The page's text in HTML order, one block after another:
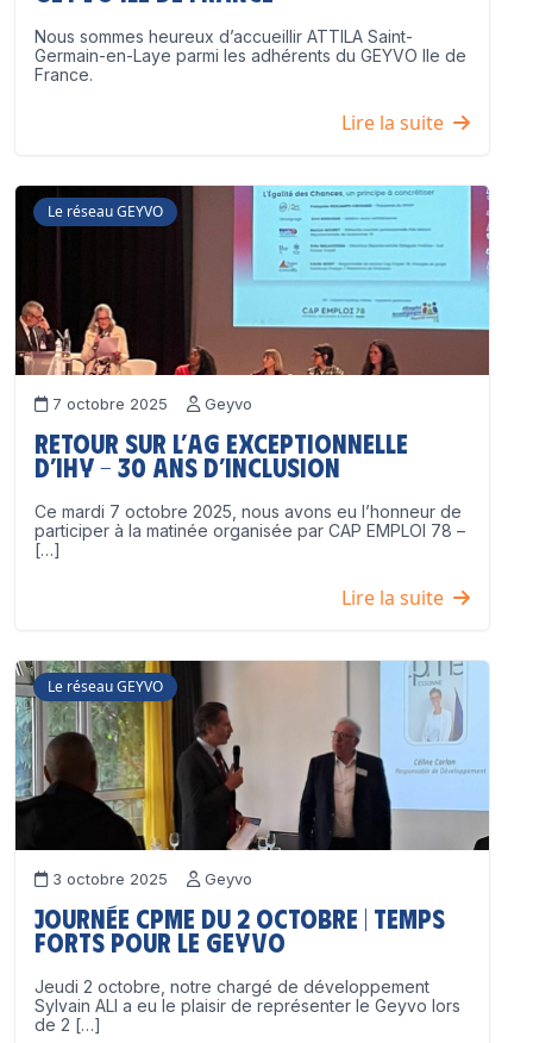
Nous sommes heureux d’accueillir ATTILA Saint-
Germain-en-Laye parmi les adhérents du GEYVO Ile de
France.
Lire la suite
Le réseau GEYVO
7 octobre 2025 Geyvo
Retour sur l’AG exceptionnelle
d’IHY – 30 ans d’inclusion
Ce mardi 7 octobre 2025, nous avons eu l’honneur de
participer à la matinée organisée par CAP EMPLOI 78 –
[…]
Lire la suite
Le réseau GEYVO
3 octobre 2025 Geyvo
Journée CPME du 2 octobre | Temps
forts pour le GEYVO
Jeudi 2 octobre, notre chargé de développement
Sylvain ALI a eu le plaisir de représenter le Geyvo lors
de 2 […]